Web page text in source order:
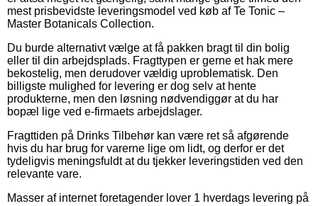
mest prisbevidste leveringsmodel ved køb af Te Tonic –
Master Botanicals Collection.
Du burde alternativt vælge at få pakken bragt til din bolig
eller til din arbejdsplads. Fragttypen er gerne et hak mere
bekostelig, men derudover vældig uproblematisk. Den
billigste mulighed for levering er dog selv at hente
produkterne, men den løsning nødvendiggør at du har
bopæl lige ved e-firmaets arbejdslager.
Fragttiden på Drinks Tilbehør kan være ret så afgørende
hvis du har brug for varerne lige om lidt, og derfor er det
tydeligvis meningsfuldt at du tjekker leveringstiden ved den
relevante vare.
Masser af internet foretagender lover 1 hverdags levering på